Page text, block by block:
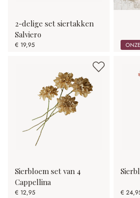
2-delige set siertakken
Salviero
€ 19,95 ONZE
Sierbloem set van 4
Cappellina
€ 12,95 €